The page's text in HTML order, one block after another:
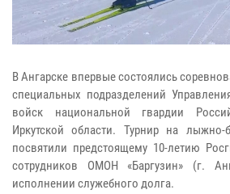
В Ангарске впервые состоялись
специальных подразделений
войск национальной гвардии
Иркутской области. Турнир на лыжно-
посвятили предстоящему 10-летию
сотрудников ОМОН «Баргузин» (г.
исполнении служебного долга.